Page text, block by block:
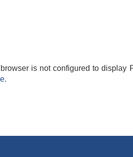
browser is not configured to display